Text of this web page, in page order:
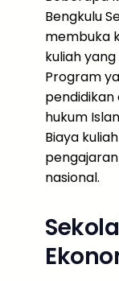
Bengkulu
membuka
kuliah
Program
pendidikan
hukum
Biaya
nasional.